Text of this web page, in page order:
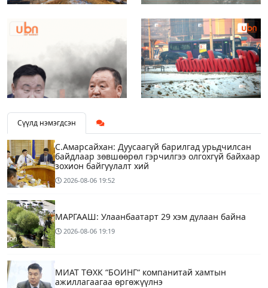
Сүүлд нэмэгдсэн
С.Амарсайхан: Дуусаагүй барилгад урьдчилсан
байдлаар зөвшөөрөл гэрчилгээ олгохгүй байхаар
зохион байгуулалт хий
2026-08-06 19:52
МАРГААШ: Улаанбаатарт 29 хэм дулаан байна
2026-08-06 19:19
МИАТ ТӨХК “БОИНГ“ компанитай хамтын
ажиллагаагаа өргөжүүлнэ